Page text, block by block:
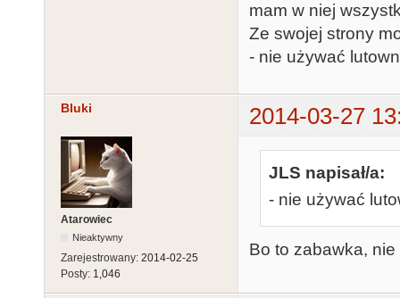
mam w niej
Ze swojej strony
- nie używać
Bluki 2014-03-27
Atarowiec
Nieaktywny
Zarejestrowany: 2014-02-25
Posty: 1,046
JLS napisał/a:
- nie używać
Bo to zabawka,